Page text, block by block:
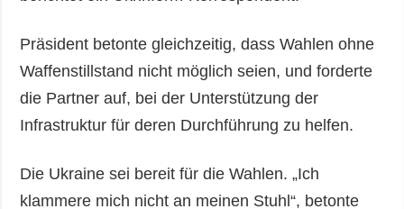
Präsident betonte gleichzeitig, dass Wahlen ohne
Waffenstillstand nicht möglich seien, und forderte
die Partner auf, bei der Unterstützung der
Infrastruktur für deren Durchführung zu helfen.
Die Ukraine sei bereit für die Wahlen. „Ich
klammere mich nicht an meinen Stuhl“, betonte